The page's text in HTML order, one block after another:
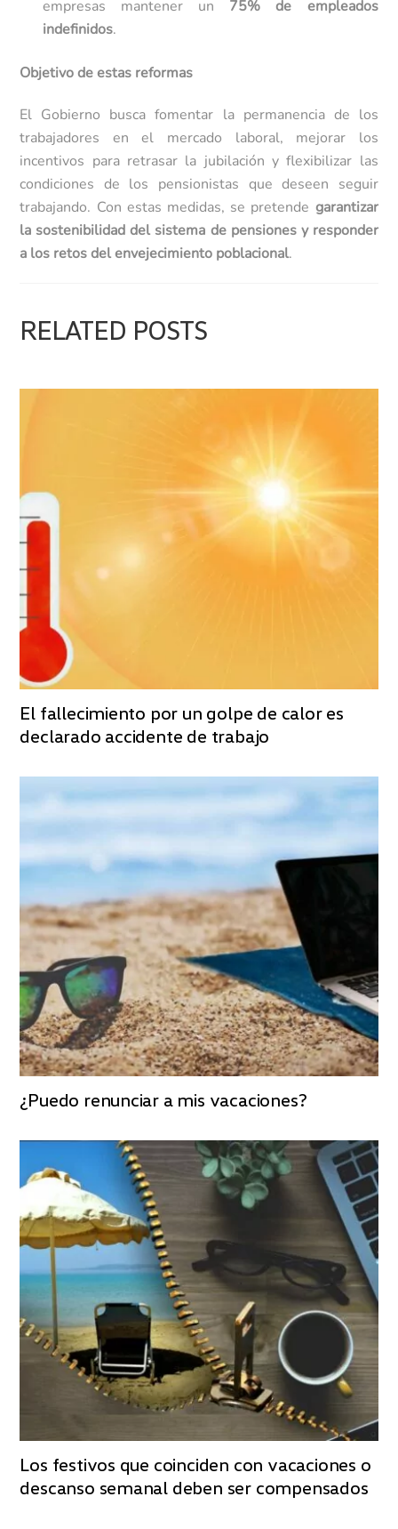
empresas mantener un 75% de empleados
indefinidos.
Objetivo de estas reformas
El Gobierno busca fomentar la permanencia de los
trabajadores en el mercado laboral, mejorar los
incentivos para retrasar la jubilación y flexibilizar las
condiciones de los pensionistas que deseen seguir
trabajando. Con estas medidas, se pretende garantizar
la sostenibilidad del sistema de pensiones y responder
a los retos del envejecimiento poblacional.
RELATED POSTS
El fallecimiento por un golpe de calor es
declarado accidente de trabajo
¿Puedo renunciar a mis vacaciones?
Los festivos que coinciden con vacaciones o
descanso semanal deben ser compensados